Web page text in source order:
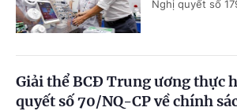
Nghị quyết số
Giải thể BCĐ Trung ương thực
quyết số 70/NQ-CP về chính